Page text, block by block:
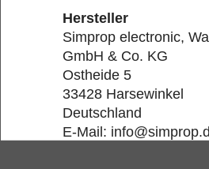
Hersteller
Simprop electronic,
GmbH & Co. KG
Ostheide 5
33428 Harsewinkel
Deutschland
E-Mail: